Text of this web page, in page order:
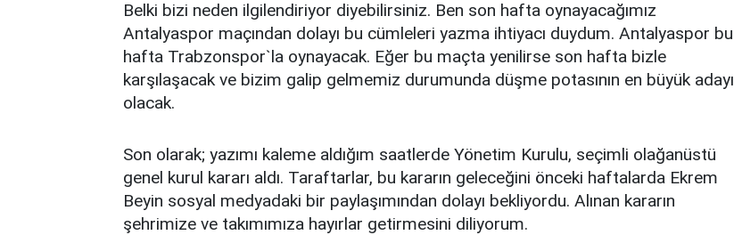
Belki bizi neden ilgilendiriyor diyebilirsiniz. Ben son hafta oynayacağımız
Antalyaspor maçından dolayı bu cümleleri yazma ihtiyacı duydum. Antalyaspor bu
hafta Trabzonspor`la oynayacak. Eğer bu maçta yenilirse son hafta bizle
karşılaşacak ve bizim galip gelmemiz durumunda düşme potasının en büyük adayı
olacak.
Son olarak; yazımı kaleme aldığım saatlerde Yönetim Kurulu, seçimli olağanüstü
genel kurul kararı aldı. Taraftarlar, bu kararın geleceğini önceki haftalarda Ekrem
Beyin sosyal medyadaki bir paylaşımından dolayı bekliyordu. Alınan kararın
şehrimize ve takımımıza hayırlar getirmesini diliyorum.